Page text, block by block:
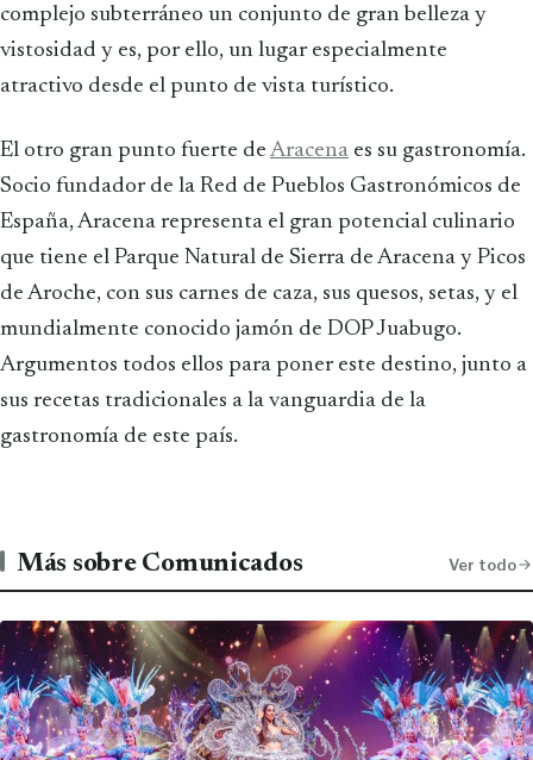
complejo subterráneo un conjunto de gran belleza y
vistosidad y es, por ello, un lugar especialmente
atractivo desde el punto de vista turístico.
El otro gran punto fuerte de Aracena es su gastronomía.
Socio fundador de la Red de Pueblos Gastronómicos de
España, Aracena representa el gran potencial culinario
que tiene el Parque Natural de Sierra de Aracena y Picos
de Aroche, con sus carnes de caza, sus quesos, setas, y el
mundialmente conocido jamón de DOP Juabugo.
Argumentos todos ellos para poner este destino, junto a
sus recetas tradicionales a la vanguardia de la
gastronomía de este país.
Más sobre Comunicados Ver todo